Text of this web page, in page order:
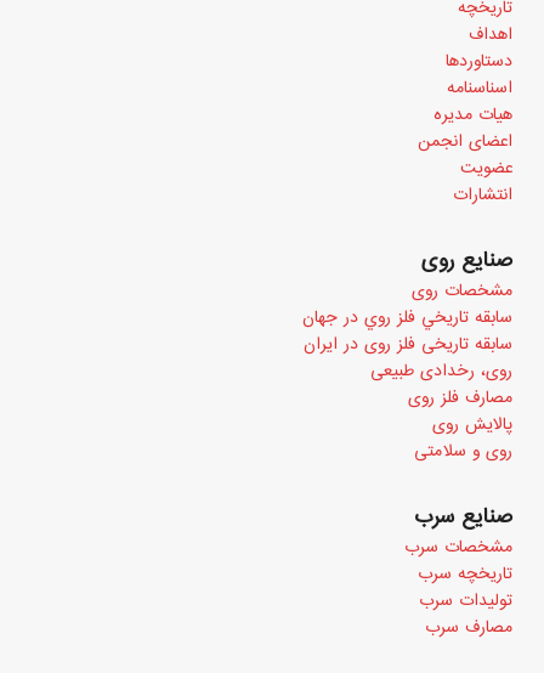
تاریخچه
اهداف
دستاوردها
اسناسنامه
هیات مدیره
اعضای انجمن
عضویت
انتشارات
صنایع روی
مشخصات روی
سابقه تاريخي فلز روي در جهان
سابقه تاریخی فلز روی در ایران
روی، رخدادی طبیعی
مصارف فلز روی
پالایش روی
روی و سلامتی
صنایع سرب
مشخصات سرب
تاریخچه سرب
تولیدات سرب
مصارف سرب